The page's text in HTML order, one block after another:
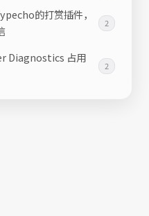
的打赏插件，
2
Diagnostics 占用
2